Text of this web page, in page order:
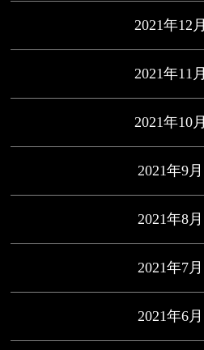
2021年12月
2021年11月
2021年10月
2021年9月
2021年8月
2021年7月
2021年6月